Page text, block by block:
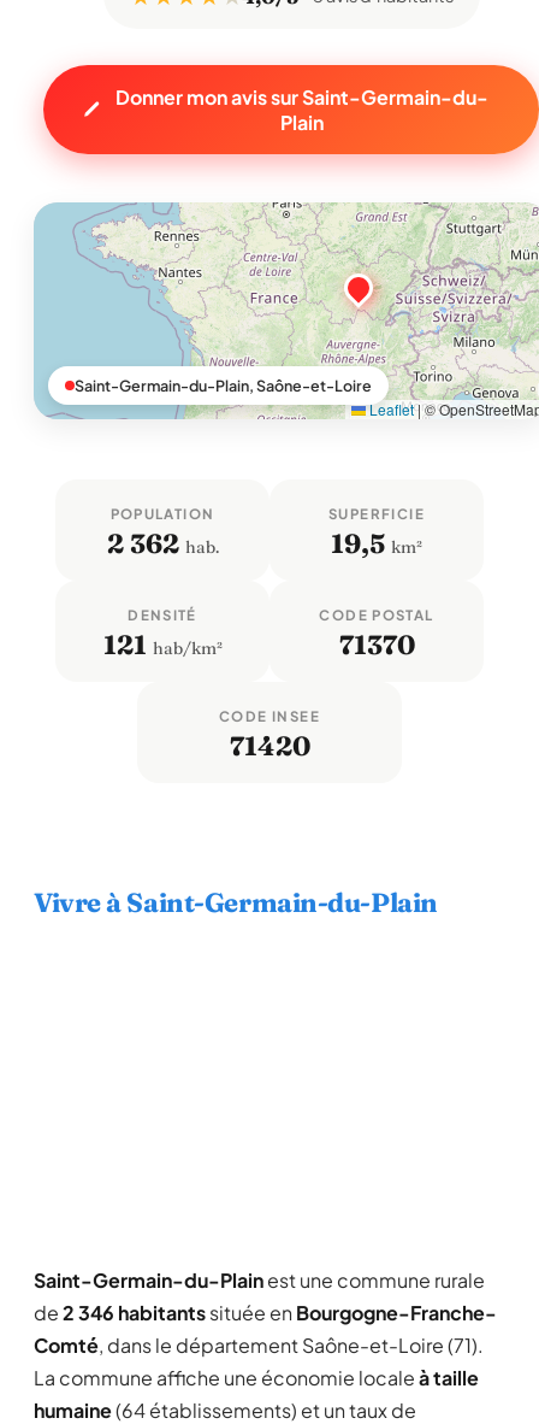
Donner mon avis sur Saint-Germain-du-
Plain
Leaflet|©
Saint-Germain-du-Plain, Saône-et-Loire
POPULATION
2 362 hab.
SUPERFICIE
19,5 km²
DENSITÉ
121 hab/km²
CODE POSTAL
71370
CODE INSEE
71420
Vivre à Saint-Germain-du-Plain
Saint-Germain-du-Plainest une commune rurale
de2 346 habitantssituée en Bourgogne-Franche-
Comté, dans le département Saône-et-Loire (71).
La commune affiche une économie localeà taille
humaine(64 établissements) et un taux de